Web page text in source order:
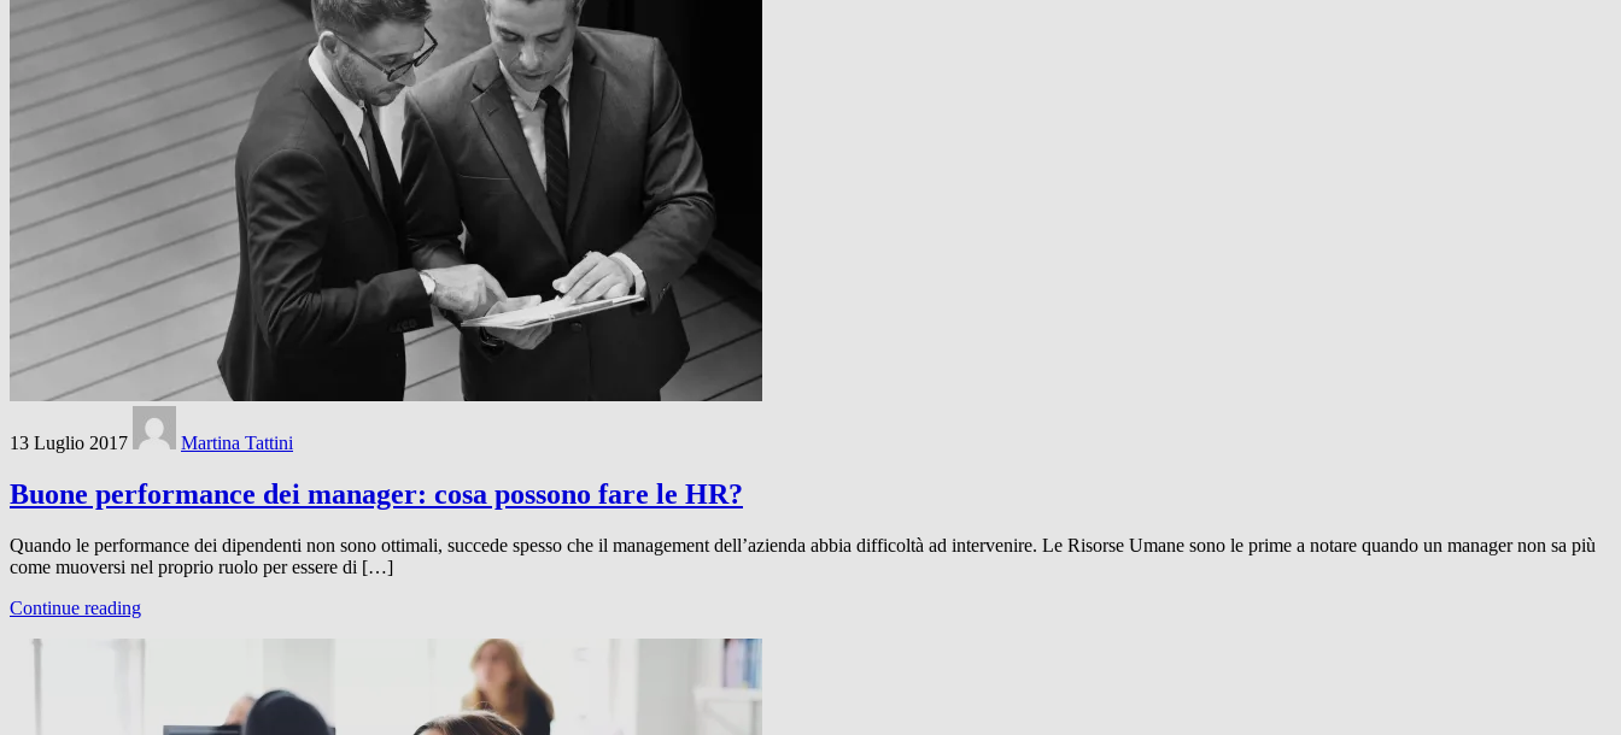
13 Luglio 2017 Martina Tattini
Buone performance dei manager: cosa possono fare le HR?
Quando le performance dei dipendenti non sono ottimali, succede spesso che il management dell’azienda abbia difficoltà ad intervenire. Le Risorse Umane sono le prime a notare quando un manager non sa più
come muoversi nel proprio ruolo per essere di […]
Continue reading